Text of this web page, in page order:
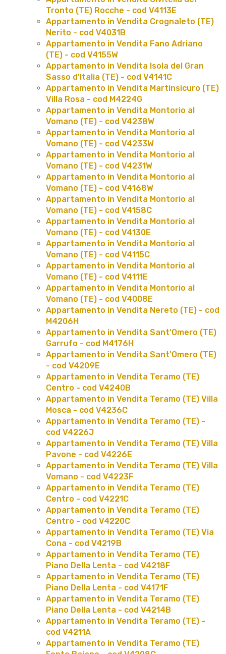
Tronto (TE) Rocche - cod V4113E
Appartamento in Vendita Crognaleto (TE)
Nerito - cod V4031B
Appartamento in Vendita Fano Adriano
(TE) - cod V4155W
Appartamento in Vendita Isola del Gran
Sasso d'Italia (TE) - cod V4141C
Appartamento in Vendita Martinsicuro (TE)
Villa Rosa - cod M4224G
Appartamento in Vendita Montorio al
Vomano (TE) - cod V4238W
Appartamento in Vendita Montorio al
Vomano (TE) - cod V4233W
Appartamento in Vendita Montorio al
Vomano (TE) - cod V4231W
Appartamento in Vendita Montorio al
Vomano (TE) - cod V4168W
Appartamento in Vendita Montorio al
Vomano (TE) - cod V4158C
Appartamento in Vendita Montorio al
Vomano (TE) - cod V4130E
Appartamento in Vendita Montorio al
Vomano (TE) - cod V4115C
Appartamento in Vendita Montorio al
Vomano (TE) - cod V4111E
Appartamento in Vendita Montorio al
Vomano (TE) - cod V4008E
Appartamento in Vendita Nereto (TE) - cod
M4206H
Appartamento in Vendita Sant'Omero (TE)
Garrufo - cod M4176H
Appartamento in Vendita Sant'Omero (TE)
- cod V4209E
Appartamento in Vendita Teramo (TE)
Centro - cod V4240B
Appartamento in Vendita Teramo (TE) Villa
Mosca - cod V4236C
Appartamento in Vendita Teramo (TE) -
cod V4226J
Appartamento in Vendita Teramo (TE) Villa
Pavone - cod V4226E
Appartamento in Vendita Teramo (TE) Villa
Vomano - cod V4223F
Appartamento in Vendita Teramo (TE)
Centro - cod V4221C
Appartamento in Vendita Teramo (TE)
Centro - cod V4220C
Appartamento in Vendita Teramo (TE) Via
Cona - cod V4219B
Appartamento in Vendita Teramo (TE)
Piano Della Lenta - cod V4218F
Appartamento in Vendita Teramo (TE)
Piano Della Lenta - cod V4171F
Appartamento in Vendita Teramo (TE)
Piano Della Lenta - cod V4214B
Appartamento in Vendita Teramo (TE) -
cod V4211A
Appartamento in Vendita Teramo (TE)